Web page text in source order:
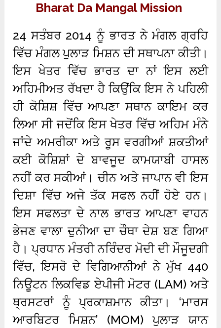
Bharat Da Mangal Mission
24 ਸਤੰਬਰ 2014 ਨੂੰ ਭਾਰਤ ਨੇ ਮੰਗਲ ਗ੍ਰਹਿ
ਵਿੱਚ ਮੰਗਲ ਪੁਲਾੜ ਮਿਸ਼ਨ ਦੀ ਸਥਾਪਨਾ ਕੀਤੀ।
ਇਸ ਖੇਤਰ ਵਿੱਚ ਭਾਰਤ ਦਾ ਨਾਂ ਇਸ ਲਈ
ਅਹਿਮੀਅਤ ਰੱਖਦਾ ਹੈ ਕਿਉਂਕਿ ਇਸ ਨੇ ਪਹਿਲੀ
ਹੀ ਕੋਸ਼ਿਸ਼ ਵਿੱਚ ਆਪਣਾ ਸਥਾਨ ਕਾਇਮ ਕਰ
ਲਿਆ ਸੀ ਜਦੋਂਕਿ ਇਸ ਖੇਤਰ ਵਿੱਚ ਅਹਿਮ ਮੰਨੇ
ਜਾਂਦੇ ਅਮਰੀਕਾ ਅਤੇ ਰੂਸ ਵਰਗੀਆਂ ਸ਼ਕਤੀਆਂ
ਕਈ ਕੋਸ਼ਿਸ਼ਾਂ ਦੇ ਬਾਵਜੂਦ ਕਾਮਯਾਬੀ ਹਾਸਲ
ਨਹੀਂ ਕਰ ਸਕੀਆਂ। ਚੀਨ ਅਤੇ ਜਾਪਾਨ ਵੀ ਇਸ
ਦਿਸ਼ਾ ਵਿੱਚ ਅਜੇ ਤੱਕ ਸਫਲ ਨਹੀਂ ਹੋਏ ਹਨ।
ਇਸ ਸਫਲਤਾ ਦੇ ਨਾਲ ਭਾਰਤ ਆਪਣਾ ਵਾਹਨ
ਭੇਜਣ ਵਾਲਾ ਦੁਨੀਆ ਦਾ ਚੌਥਾ ਦੇਸ਼ ਬਣ ਗਿਆ
ਹੈ। ਪ੍ਰਧਾਨ ਮੰਤਰੀ ਨਰਿੰਦਰ ਮੋਦੀ ਦੀ ਮੌਜੂਦਗੀ
ਵਿੱਚ, ਇਸਰੋ ਦੇ ਵਿਗਿਆਨੀਆਂ ਨੇ ਮੁੱਖ 440
ਨਿਊਟਨ ਲਿਕਵਿਡ ਏਪੀਜੀ ਮੋਟਰ (LAM) ਅਤੇ
ਥ੍ਰਸਟਰਾਂ ਨੂੰ ਪ੍ਰਕਾਸ਼ਮਾਨ ਕੀਤਾ। ‘ਮਾਰਸ
ਆਰਬਿਟਰ ਮਿਸ਼ਨ’ (MOM) ਪੁਲਾੜ ਯਾਨ